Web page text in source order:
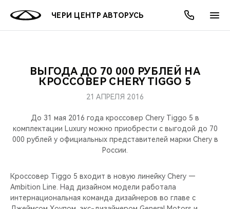
ЧЕРИ ЦЕНТР АВТОРУСЬ
МОДЕЛИ
КРОССОВЕРЫ
НОВИНКИ
ПОКУПАТЕЛЯМ
КРЕДИТ И СТРАХОВАНИЕ
ВЛАДЕЛЬЦАМ
ЗАПЧАСТИ И АКСЕССУАРЫ
CHERY CONNECT
МИР CHERY
О БРЕНДЕ
ЛЮДИ CHERY
БЛАГОТВОРИТЕЛЬНОСТЬ
АКЦИИ
ОНЛАЙН СЕРВИСЫ
КРЕДИТ
О КОМПАНИИ
МЫ В СОЦСЕТЯХ
ВЫГОДА ДО 70 000 РУБЛЕЙ НА
КРОССОВЕР CHERY TIGGO 5
21 АПРЕЛЯ 2016
До 31 мая 2016 года кроссовер Chery Tiggo 5 в
комплектации Luxury можно приобрести с выгодой до 70
000 рублей у официальных представителей марки Chery в
России.
Кроссовер Tiggo 5 входит в новую линейку Chery —
Ambition Line. Над дизайном модели работала
интернациональная команда дизайнеров во главе с